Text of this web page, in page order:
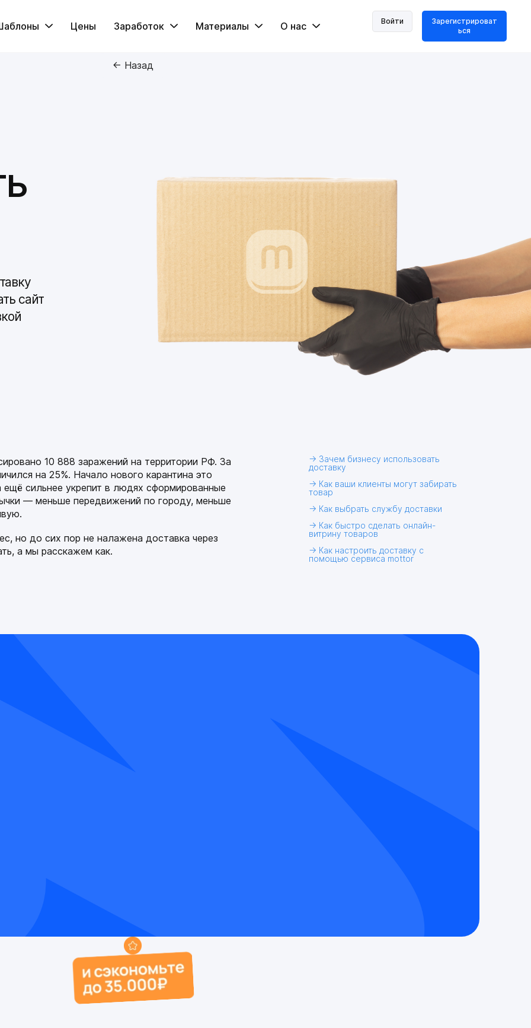
Цены Заработок Материалы О нас Войти
Зарегистрироват
ься
← Назад
сайт
10 888 заражений на территории РФ. За
на 25%. Начало нового карантина это
сильнее укрепит в людях сформированные
— меньше передвижений по городу, меньше
но до сих пор не налажена доставка через
а мы расскажем как.
→ Зачем бизнесу использовать
доставку
→ Как ваши клиенты могут забирать
товар
→ Как выбрать службу доставки
→ Как быстро сделать онлайн-
витрину товаров
→ Как настроить доставку с
помощью сервиса mottor